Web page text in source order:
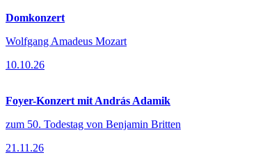
Domkonzert
Wolfgang Amadeus Mozart
10.10.26
Foyer-Konzert mit András Adamik
zum 50. Todestag von Benjamin Britten
21.11.26